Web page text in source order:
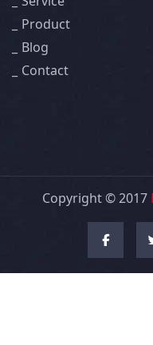
Product
Blog
Contact
Copyright © 2017